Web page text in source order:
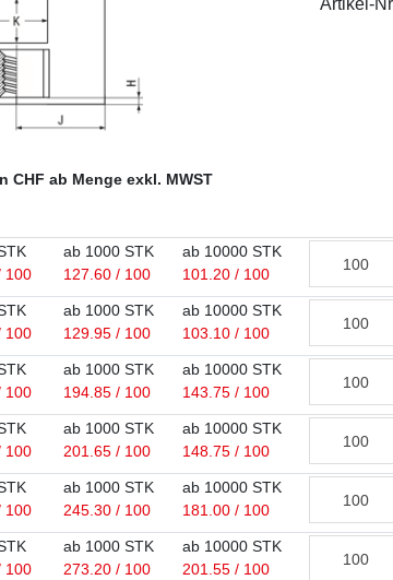
Artikel-
CHF ab Menge exkl. MWST
100
ab 1000 STK
127.60 / 100
ab 10000 STK
101.20 / 100
100
ab 1000 STK
129.95 / 100
ab 10000 STK
103.10 / 100
100
ab 1000 STK
194.85 / 100
ab 10000 STK
143.75 / 100
100
ab 1000 STK
201.65 / 100
ab 10000 STK
148.75 / 100
100
ab 1000 STK
245.30 / 100
ab 10000 STK
181.00 / 100
100
ab 1000 STK
273.20 / 100
ab 10000 STK
201.55 / 100